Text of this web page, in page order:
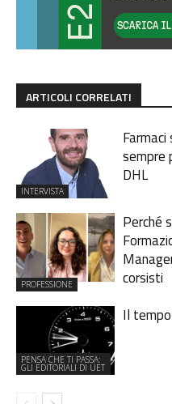
ARTICOLI CORRELATI
INTERVISTA
sempre
DHL
PROFESSIONE
Perché
corsisti
PENSA CHE TI PASSA:
GLI EDITORIALI DI UET
Il